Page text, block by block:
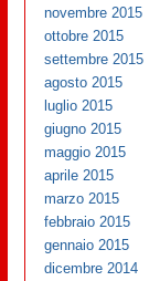
novembre 2015
ottobre 2015
settembre 2015
agosto 2015
luglio 2015
giugno 2015
maggio 2015
aprile 2015
marzo 2015
febbraio 2015
gennaio 2015
dicembre 2014